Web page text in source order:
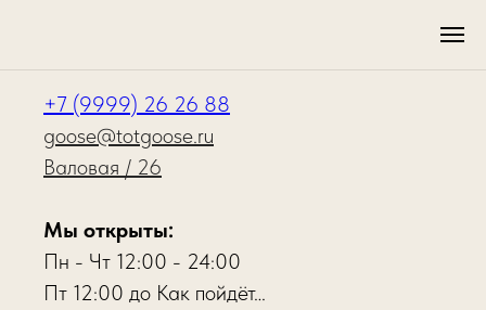
+7 (9999) 26 26 88
goose@totgoose.ru
Валовая / 26
Мы открыты:
Пн - Чт 12:00 - 24:00
Пт 12:00 до Как пойдёт…